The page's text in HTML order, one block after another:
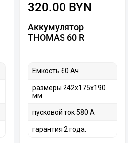
320.00 BYN
Аккумулятор
THOMAS 60 R
Емкость 60 Ач
размеры 242х175х190
мм
пусковой ток 580 А
гарантия 2 года.